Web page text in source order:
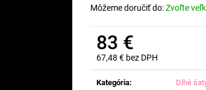
Môžeme doručiť do:Zvoľte
83 €
67,48 € bez DPH
Jednotková
cena:
Kategória:
Dlhé